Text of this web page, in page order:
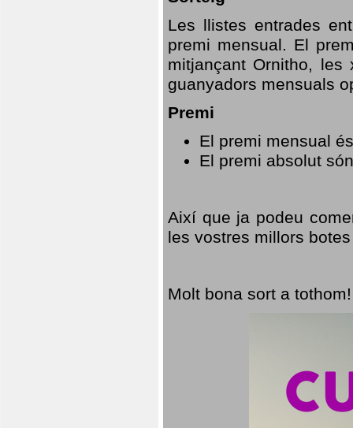
Les llistes entrades
premi mensual. El
mitjançant Ornitho,
guanyadors mensuals
Premi
El premi mensual
El premi absolut
Així que ja podeu
les vostres millors
Molt bona sort a tothom!